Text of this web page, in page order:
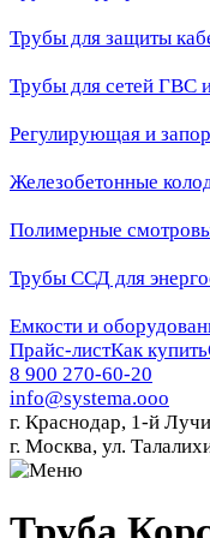
Трубы для защиты
Трубы для сетей ГВС
Регулирующая и
Железобетонные
Полимерные
Трубы ССД для
Емкости и
Прайс-листКак купить
8 900 270-60-20
info@systema.ooo
г. Краснодар, 1-й
г. Москва, ул.